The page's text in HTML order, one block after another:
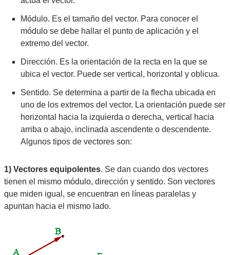
Módulo. Es el tamaño del vector. Para conocer el
módulo se debe hallar el punto de aplicación y el
extremo del vector.
Dirección. Es la orientación de la recta en la que se
ubica el vector. Puede ser vertical, horizontal y oblicua.
Sentido. Se determina a partir de la flecha ubicada en
uno de los extremos del vector. La orientación puede ser
horizontal hacia la izquierda o derecha, vertical hacia
arriba o abajo, inclinada ascendente o descendente.
Algunos tipos de vectores son:
1) Vectores equipolentes. Se dan cuando dos vectores
tienen el mismo módulo, dirección y sentido. Son vectores
que miden igual, se encuentran en líneas paralelas y
apuntan hacia el mismo lado.